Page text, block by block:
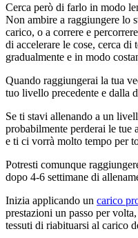
Cerca però di farlo in modo
Non ambire a raggiungere lo
carico, o a correre e
di accelerare le cose, cerca
gradualmente e in modo
Quando raggiungerai la tua
tuo livello precedente e dalla
Se ti stavi allenando a un
probabilmente perderai le tue
e ti ci vorrà molto tempo per
Potresti comunque
dopo 4-6 settimane di
Inizia applicando un carico
prestazioni un passo per
tessuti di riabituarsi al carico